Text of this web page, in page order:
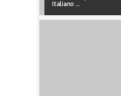
Italiano ...